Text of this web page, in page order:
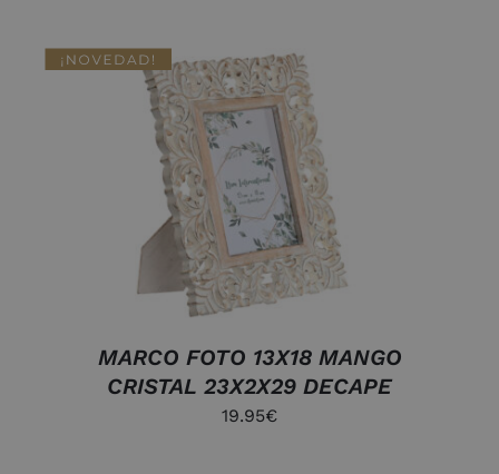
DETALLES
MARCO FOTO 13X18 MANGO
CRISTAL 23X2X29 DECAPE
19.95€